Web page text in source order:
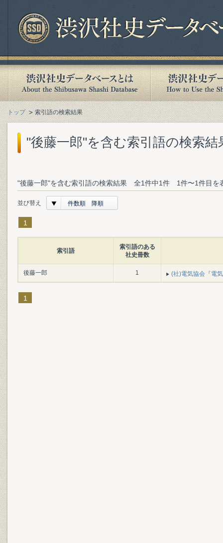
トップ 索引語の検索結果
"後藤一郎"を含む索引語の検索結
"後藤一郎"を含む索引語の検索結果 全1件中1件 1件〜1件目を
並び替え 件数順 降順
1
索引語
索引語のある
社史冊数
後藤一郎 1 (社)電気協会『電
1